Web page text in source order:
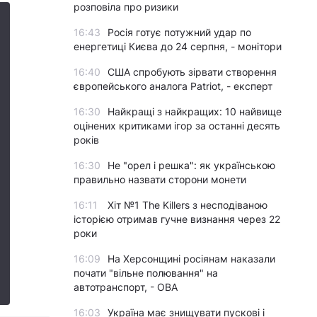
розповіла про ризики
16:43
Росія готує потужний удар по
енергетиці Києва до 24 серпня, - монітори
16:40
США спробують зірвати створення
європейського аналога Patriot, - експерт
16:30
Найкращі з найкращих: 10 найвище
оцінених критиками ігор за останні десять
років
16:30
Не "орел і решка": як українською
правильно назвати сторони монети
16:11
Хіт №1 The Killers з несподіваною
історією отримав гучне визнання через 22
роки
16:09
На Херсонщині росіянам наказали
почати "вільне полювання" на
автотранспорт, - ОВА
16:03
Україна має знищувати пускові і